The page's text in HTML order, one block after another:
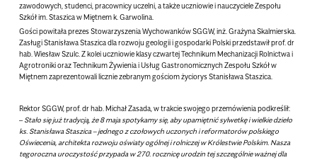
zawodowych, studenci, pracownicy uczelni, a także uczniowie i nauczyciele Zespołu
Szkół im. Staszica w Miętnem k. Garwolina.
Gości powitałaprezes Stowarzyszenia Wychowanków SGGW, inż. Grażyna Skalmierska
Zasługi Stanisława Staszica dla rozwoju geologii i gospodarki Polski przedstawiłprof. dr
hab. Wiesław Szulc . Z kolei uczniowie klasy czwartej Technikum Mechanizacji Rolnictwa i
Agrotroniki oraz Technikum Żywienia i Usług Gastronomicznych Zespołu Szkół w
Miętnem zaprezentowali licznie zebranym gościom życiorys Stanisława Staszica.
Rektor SGGW, prof. dr hab. Michał Zasada , w trakcie swojego przemówienia podkreślił:
– Stało się już tradycją, że 8 maja spotykamy się, aby upamiętnić sylwetkę i wielkie dzieło
ks. Stanisława Staszica – jednego z czołowych uczonych i reformatorów polskiego
Oświecenia, architekta rozwoju oświaty ogólnej i rolniczej w Królestwie Polskim. Nasza
tegoroczna uroczystość przypada w 270. rocznicę urodzin tej szczególnie ważnej dla